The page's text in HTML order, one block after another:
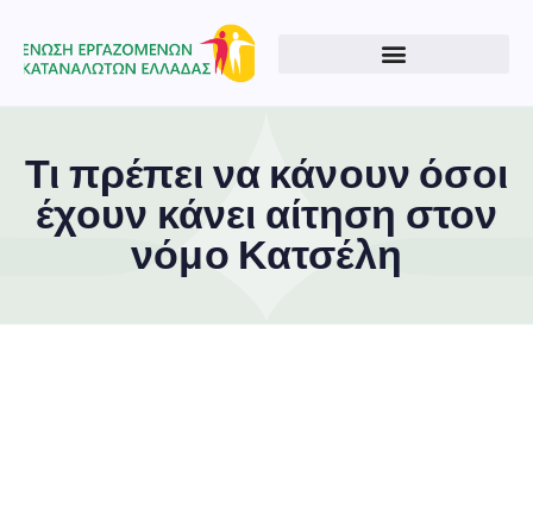
Τι πρέπει να κάνουν όσοι
έχουν κάνει αίτηση στον
νόμο Κατσέλη